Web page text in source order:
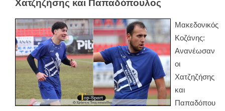
Χατζηζήσης και Παπαδόπουλος
Μακεδονικός
Κοζάνης:
Ανανέωσαν
οι
Χατζηζήσης
και
Παπαδόπου